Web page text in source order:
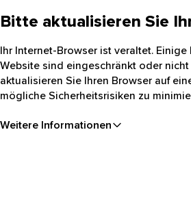
Bitte aktualisieren Sie
Ihr Internet-Browser ist veraltet.
Website sind eingeschränkt oder nicht
aktualisieren Sie Ihren Browser auf
mögliche Sicherheitsrisiken zu
Weitere Informationen